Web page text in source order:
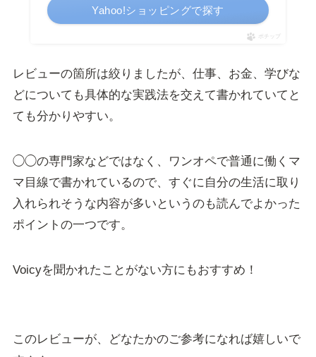
Yahoo!ショッピングで探す
ポチップ
レビューの箇所は絞りましたが、仕事、お金、学びな
どについても具体的な実践法を交えて書かれていてと
ても分かりやすい。
◯◯の専門家などではなく、ワンオペで普通に働くマ
マ目線で書かれているので、すぐに自分の生活に取り
入れられそうな内容が多いというのも読んでよかった
ポイントの一つです。
Voicyを聞かれたことがない方にもおすすめ！
このレビューが、どなたかのご参考になれば嬉しいで